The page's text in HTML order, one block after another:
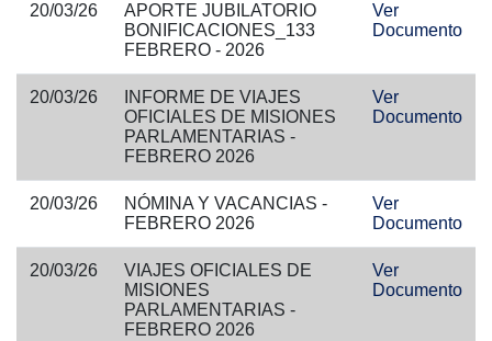
20/03/26
APORTE JUBILATORIO
BONIFICACIONES_133
FEBRERO - 2026
Ver
Documento
20/03/26
INFORME DE VIAJES
OFICIALES DE MISIONES
PARLAMENTARIAS -
FEBRERO 2026
Ver
Documento
20/03/26
NÓMINA Y VACANCIAS -
FEBRERO 2026
Ver
Documento
20/03/26
VIAJES OFICIALES DE
MISIONES
PARLAMENTARIAS -
FEBRERO 2026
Ver
Documento